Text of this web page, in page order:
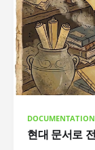
DOCUMENTATION
현대 문서로